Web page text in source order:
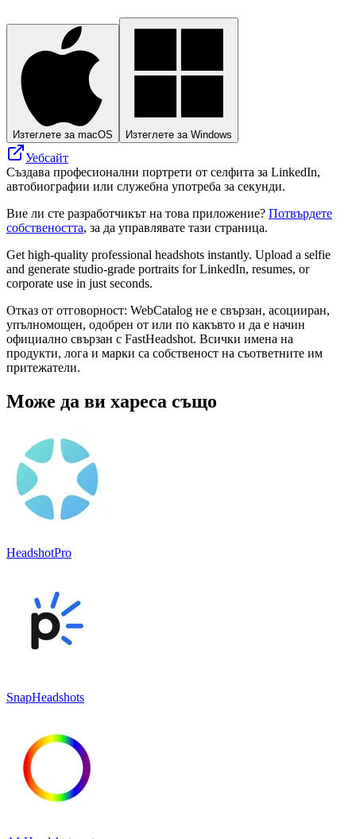
Изтеглете за macOS Изтеглете за Windows
Уебсайт
Създава професионални портрети от селфита за LinkedIn,
автобиографии или служебна употреба за секунди.
Вие ли сте разработчикът на това приложение? Потвърдете
собствеността, за да управлявате тази страница.
Get high-quality professional headshots instantly. Upload a selfie
and generate studio-grade portraits for LinkedIn, resumes, or
corporate use in just seconds.
Отказ от отговорност: WebCatalog не е свързан, асоцииран,
упълномощен, одобрен от или по какъвто и да е начин
официално свързан с FastHeadshot. Всички имена на
продукти, лога и марки са собственост на съответните им
притежатели.
Може да ви хареса също
HeadshotPro
SnapHeadshots